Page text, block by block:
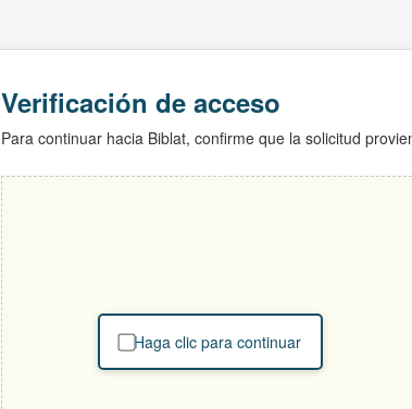
Verificación de acceso
Para continuar hacia Biblat, confirme que la solicitud
Haga clic para continuar